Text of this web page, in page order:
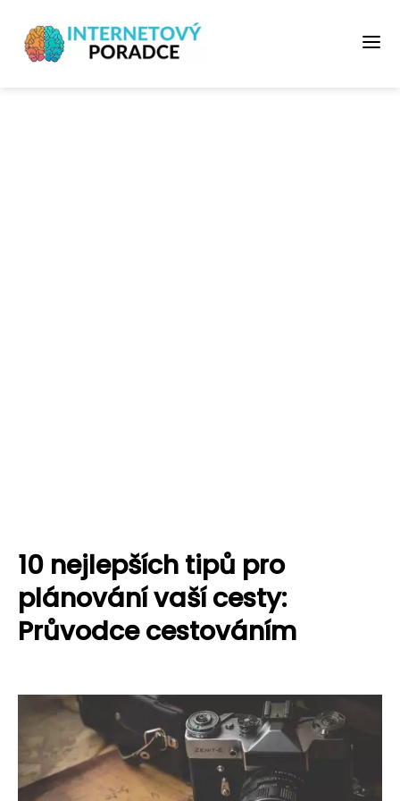
10 nejlepších tipů pro
plánování vaší cesty:
Průvodce cestováním